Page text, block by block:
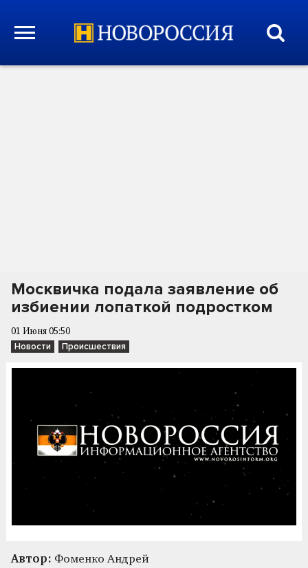
Москвичка подала заявление об
избиении лопаткой подростком
01 Июня 05:50
Новости Происшествия
Автор: Фоменко Андрей